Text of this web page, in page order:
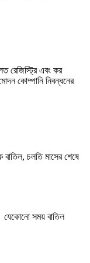
এবং কর
কোম্পানি নিবন্ধনের
চলতি মাসের শেষে
সময় বাতিল